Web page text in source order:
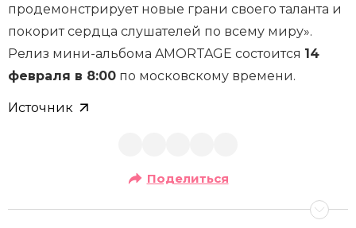
продемонстрирует новые грани своего таланта и
покорит сердца слушателей по всему миру».
Релиз мини-альбома AMORTAGE состоится 14
февраля в 8:00 по московскому времени.
Источник
Поделиться